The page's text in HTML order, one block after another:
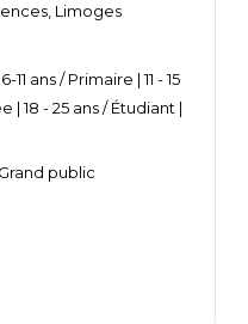
Limoges
6-11 ans / Primaire | 11 - 15
| 18 - 25 ans / Étudiant |
public